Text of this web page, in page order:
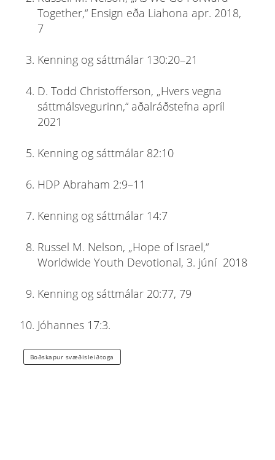
Together,“ Ensign eða Liahona apr. 2018,
7
Kenning og sáttmálar 130:20–21
D. Todd Christofferson, „Hvers vegna
sáttmálsvegurinn,“ aðalráðstefna apríl
2021
Kenning og sáttmálar 82:10
HDP Abraham 2:9–11
Kenning og sáttmálar 14:7
Russel M. Nelson, „Hope of Israel,“
Worldwide Youth Devotional, 3. júní 2018
Kenning og sáttmálar 20:77, 79
Jóhannes 17:3.
Boðskapur svæðisleiðtoga